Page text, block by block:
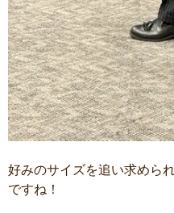
好みのサイズを追い求めら
ですね！